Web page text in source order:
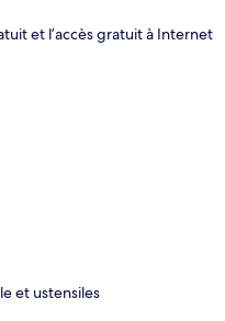
et l’accès gratuit à Internet
et ustensiles